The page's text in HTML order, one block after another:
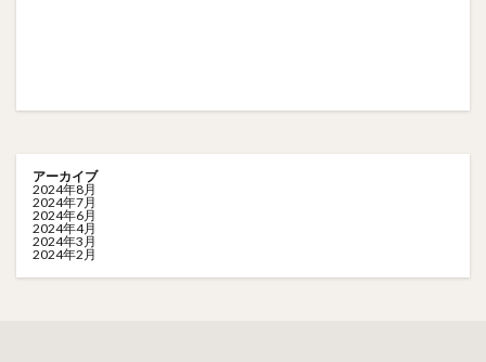
アーカイブ
2024年8月
2024年7月
2024年6月
2024年4月
2024年3月
2024年2月